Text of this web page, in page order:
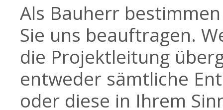
Als Bauherr
Sie uns beauftragen.
die Projektleitung
entweder sämtliche
oder diese in Ihrem